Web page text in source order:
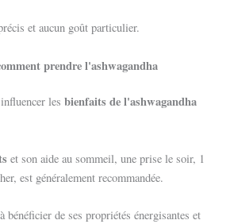
et aucun goût particulier.
prendre l'ashwagandha
lesbienfaits de l'ashwagandha
et son aide au sommeil, une prise le soir, 1
est généralement recommandée.
bénéficier de ses propriétés énergisantes et